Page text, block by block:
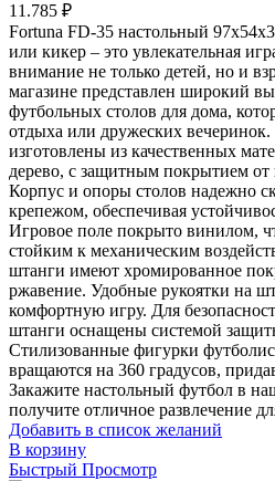
11.785 ₽
Fortuna FD-35 настольный
или кикер – это увлекательная
внимание не только детей, но и
магазине представлен широкий
футбольных столов для дома,
отдыха или дружеских
изготовлены из качественных
дерево, с защитным покрытием
Корпус и опоры столов надежно
крепежом, обеспечивая
Игровое поле покрыто винилом,
стойким к механическим
штанги имеют хромированное
ржавение. Удобные рукоятки на
комфортную игру. Для
штанги оснащены системой
Стилизованные фигурки
вращаются на 360 градусов,
Закажите настольный футбол в
получите отличное развлечение
Добавить в список желаний
В корзину
Быстрый Просмотр